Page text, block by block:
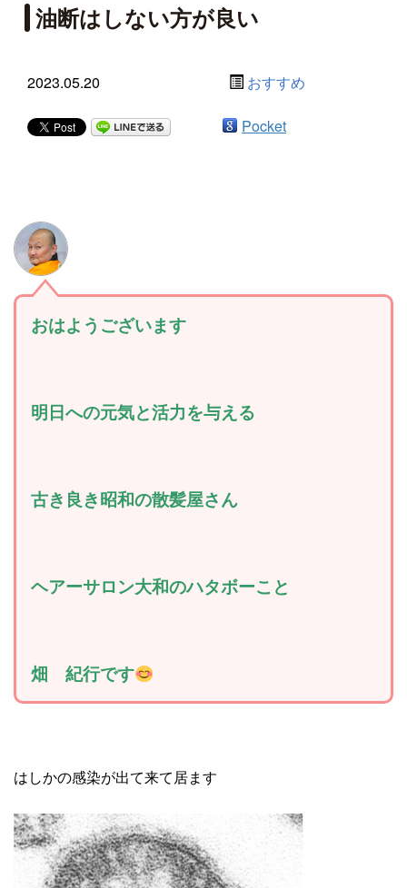
油断はしない方が良い
2023.05.20 おすすめ
Pocket
おはようございます
明日への元気と活力を与える
古き良き昭和の散髪屋さん
ヘアーサロン大和のハタボーこと
畑 紀行です
はしかの感染が出て来て居ます